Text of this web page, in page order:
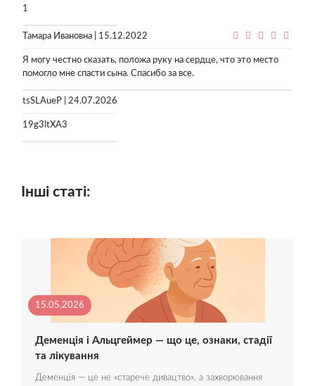
1
Тамара Ивановна | 15.12.2022
Я могу честно сказать, положа руку на сердце, что это место
помогло мне спасти сына. Спасибо за все.
tsSLAueP | 24.07.2026
19g3ltXA3
Інші статі:
15.05.2026
Деменція і Альцгеймер — що це, ознаки, стадії
та лікування
Деменція — це не «старече дивацтво», а захворювання